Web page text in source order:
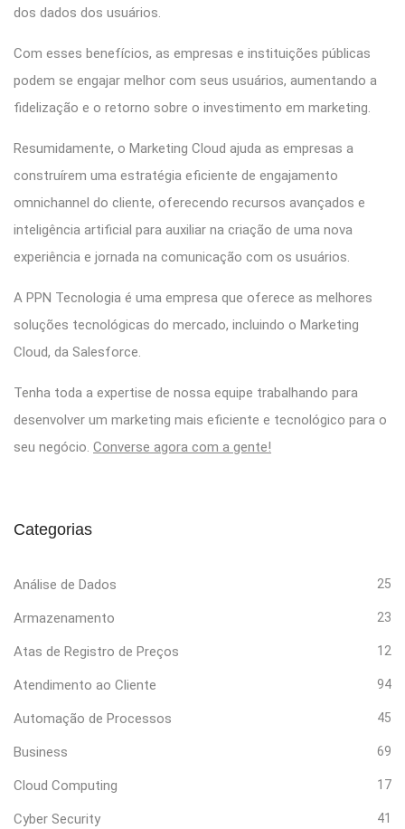
dos dados dos usuários.
Com esses benefícios, as empresas e instituições públicas
podem se engajar melhor com seus usuários, aumentando a
fidelização e o retorno sobre o investimento em marketing.
Resumidamente, o Marketing Cloud ajuda as empresas a
construírem uma estratégia eficiente de engajamento
omnichannel do cliente, oferecendo recursos avançados e
inteligência artificial para auxiliar na criação de uma nova
experiência e jornada na comunicação com os usuários.
A PPN Tecnologia é uma empresa que oferece as melhores
soluções tecnológicas do mercado, incluindo o Marketing
Cloud, da Salesforce.
Tenha toda a expertise de nossa equipe trabalhando para
desenvolver um marketing mais eficiente e tecnológico para o
seu negócio. Converse agora com a gente!
Categorias
Análise de Dados 25
Armazenamento 23
Atas de Registro de Preços 12
Atendimento ao Cliente 94
Automação de Processos 45
Business 69
Cloud Computing 17
Cyber Security 41